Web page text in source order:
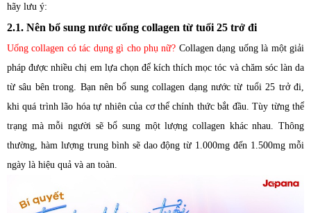
hãy lưu ý:
2.1. Nên bổ sung nước uống collagen từ tuổi 25 trở đi
Uống collagen có tác dụng gì cho phụ nữ? Collagen dạng uống là một giải
pháp được nhiều chị em lựa chọn để kích thích mọc tóc và chăm sóc làn da
từ sâu bên trong. Bạn nên bổ sung collagen dạng nước từ tuổi 25 trở đi,
khi quá trình lão hóa tự nhiên của cơ thể chính thức bắt đầu. Tùy từng thể
trạng mà mỗi người sẽ bổ sung một lượng collagen khác nhau. Thông
thường, hàm lượng trung bình sẽ dao động từ 1.000mg đến 1.500mg mỗi
ngày là hiệu quả và an toàn.